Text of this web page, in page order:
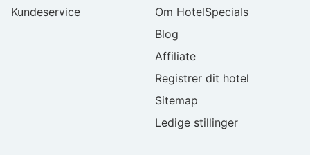
Kundeservice
Om HotelSpecials
Blog
Affiliate
Registrer dit hotel
Sitemap
Ledige stillinger